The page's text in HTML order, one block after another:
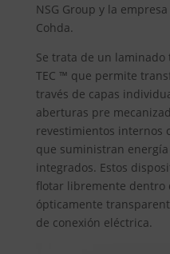
NSG Group y la
Cohda.
Se trata de un
TEC ™ que permite
través de capas
aberturas pre
revestimientos internos
que suministran
integrados. Estos
flotar libremente dentro
ópticamente
de conexión eléctrica.